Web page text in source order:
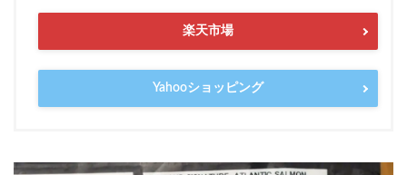
楽天市場
Yahooショッピング